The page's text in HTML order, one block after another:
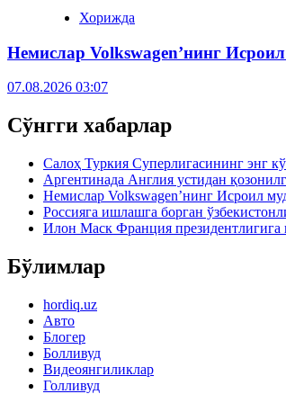
Хорижда
Немислар Volkswagen’нинг
07.08.2026 03:07
Сўнгги хабарлар
Салоҳ Туркия Суперлигасининг энг
Аргентинада Англия устидан
Немислар Volkswagen’нинг Исроил
Россияга ишлашга борган
Илон Маск Франция президентлигига
Бўлимлар
hordiq.uz
Авто
Блогер
Болливуд
Видеоянгиликлар
Голливуд